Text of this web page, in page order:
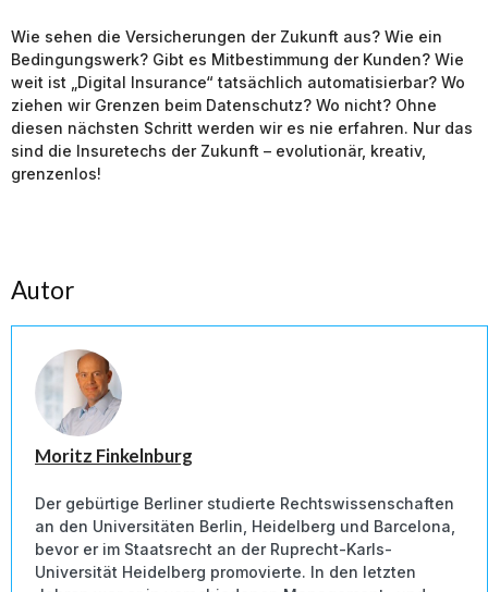
Wie sehen die Versicherungen der Zukunft aus? Wie ein
Bedingungswerk? Gibt es Mitbestimmung der Kunden? Wie
weit ist „Digital Insurance“ tatsächlich automatisierbar? Wo
ziehen wir Grenzen beim Datenschutz? Wo nicht? Ohne
diesen nächsten Schritt werden wir es nie erfahren. Nur das
sind die Insuretechs der Zukunft – evolutionär, kreativ,
grenzenlos!
Autor
Moritz Finkelnburg
Der gebürtige Berliner studierte Rechtswissenschaften
an den Universitäten Berlin, Heidelberg und Barcelona,
bevor er im Staatsrecht an der Ruprecht-Karls-
Universität Heidelberg promovierte. In den letzten